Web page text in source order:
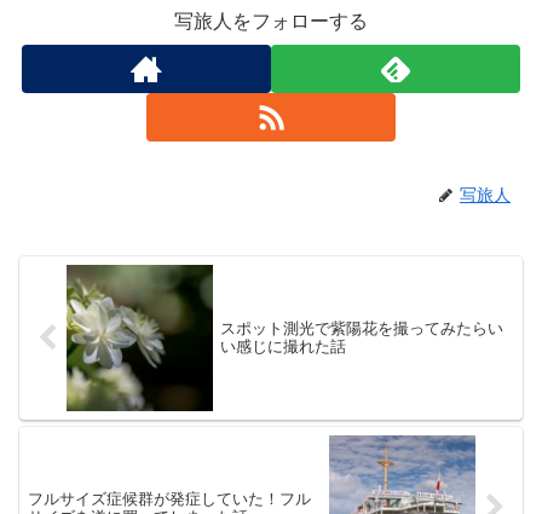
写旅人をフォローする
写旅人
スポット測光で紫陽花を撮ってみたらい
い感じに撮れた話
フルサイズ症候群が発症していた！フル